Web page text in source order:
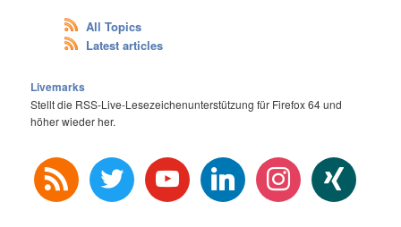
All Topics
Latest articles
Livemarks
Stellt die RSS-Live-Lesezeichenunterstützung für Firefox 64 und
höher wieder her.
rss twitter youtube linkedin instagram xing